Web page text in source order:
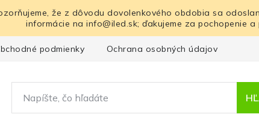
že z dôvodu dovolenkového obdobia sa
informácie na info@iled.sk; ďakujeme za pochopenie
podmienky Ochrana osobných údajov